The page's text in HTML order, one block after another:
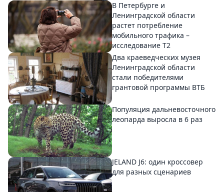
В Петербурге и
Ленинградской области
растет потребление
мобильного трафика –
исследование T2
Два краеведческих музея
Ленинградской области
стали победителями
грантовой программы ВТБ
Популяция дальневосточного
леопарда выросла в 6 раз
JELAND J6: один кроссовер
для разных сценариев